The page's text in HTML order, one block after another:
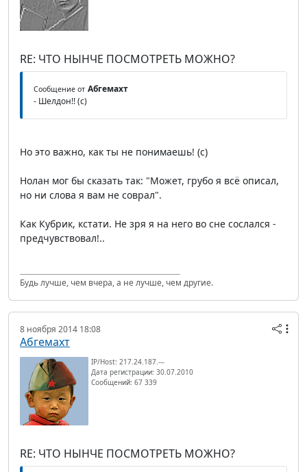
RE: ЧТО НЫНЧЕ ПОСМОТРЕТЬ МОЖНО?
Сообщение от Абгемахт
- Шелдон!! (с)
Но это важно, как ты не понимаешь! (с)
Нолан мог бы сказать так: "Может, грубо я всё описал,
но ни слова я вам не соврал".
Как Кубрик, кстати. Не зря я на него во сне сослался -
предчувствовал!..
Будь лучше, чем вчера, а не лучше, чем другие.
8 ноября 2014 18:08
Абгемахт
IP/Host: 217.24.187.---
Дата регистрации: 30.07.2010
Сообщений: 67 339
RE: ЧТО НЫНЧЕ ПОСМОТРЕТЬ МОЖНО?